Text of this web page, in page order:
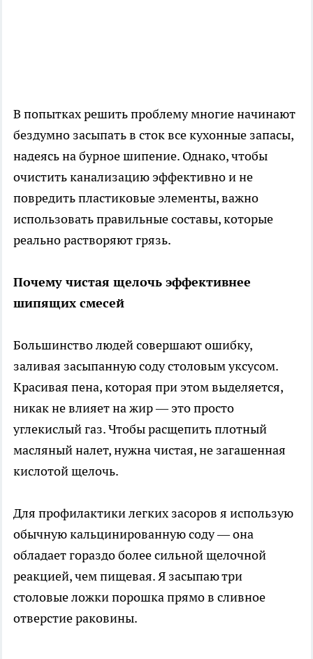
В попытках решить проблему многие начинают
бездумно засыпать в сток все кухонные запасы,
надеясь на бурное шипение. Однако, чтобы
очистить канализацию эффективно и не
повредить пластиковые элементы, важно
использовать правильные составы, которые
реально растворяют грязь.
Почему чистая щелочь эффективнее
шипящих смесей
Большинство людей совершают ошибку,
заливая засыпанную соду столовым уксусом.
Красивая пена, которая при этом выделяется,
никак не влияет на жир — это просто
углекислый газ. Чтобы расщепить плотный
масляный налет, нужна чистая, не загашенная
кислотой щелочь.
Для профилактики легких засоров я использую
обычную кальцинированную соду — она
обладает гораздо более сильной щелочной
реакцией, чем пищевая. Я засыпаю три
столовые ложки порошка прямо в сливное
отверстие раковины.